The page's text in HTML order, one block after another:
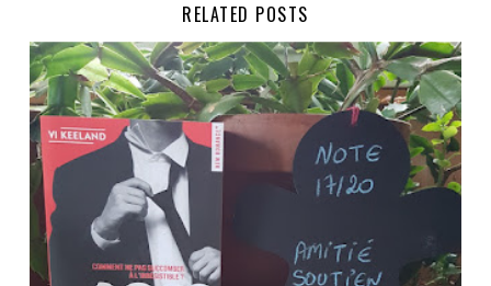
RELATED POSTS